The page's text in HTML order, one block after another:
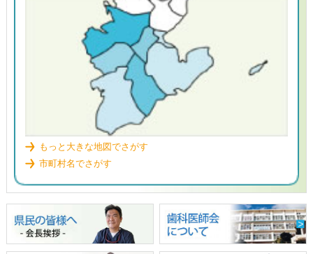
もっと大きな地図でさがす
市町村名でさがす